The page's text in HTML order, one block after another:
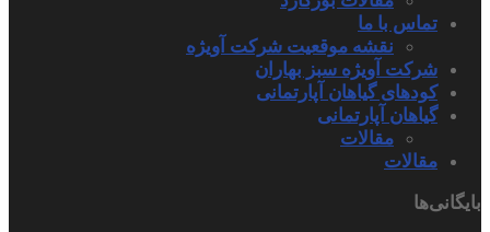
تماس با ما
نقشه موقعیت شرکت آویژه
شرکت آویژه سبز بهاران
کودهای گیاهان آپارتمانی
گیاهان آپارتمانی
مقالات
مقالات
بایگانی‌ها